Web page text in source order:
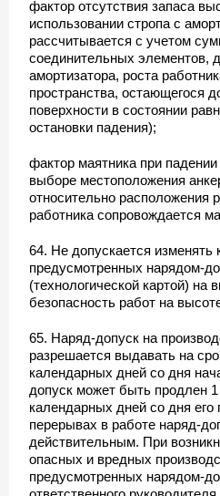
фактор отсутствия запаса
использовании стропа с
рассчитывается с учетом
соединительных элементов,
амортизатора, роста
пространства, остающегося
поверхности в состоянии
остановки падения);
фактор маятника при
выборе местоположения
относительно расположения
работника сопровождается
64. Не допускается изменять
предусмотренных нарядом-
(технологической картой)
безопасность работ на
65. Наряд-допуск на
разрешается выдавать на
календарных дней со дня
допуск может быть продлен
календарных дней со дня
перерывах в работе наряд-
действительным. При
опасных и вредных
предусмотренных нарядом-